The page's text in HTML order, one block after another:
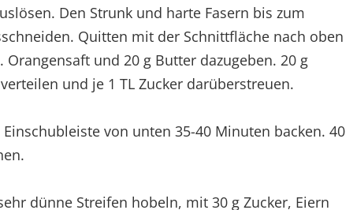
Den Strunk und harte Fasern bis zum
Quitten mit der Schnittfläche nach oben
und 20 g Butter dazugeben. 20 g
und je 1 TL Zucker darüberstreuen.
von unten 35-40 Minuten backen. 40
dünne Streifen hobeln, mit 30 g Zucker, Eiern